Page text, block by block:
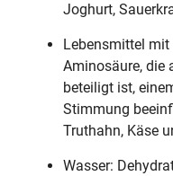
Joghurt,
Lebensmittel
Aminosäure, die
beteiligt ist,
Stimmung
Truthahn, Käse
Wasser: